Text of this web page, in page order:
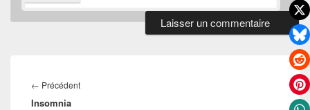
de
l’article
← PrécédentArticle
Insomnia